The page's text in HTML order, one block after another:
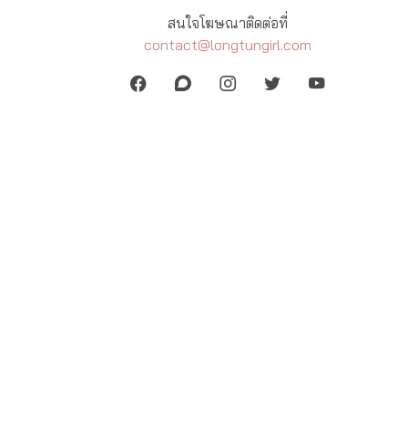
สนใจโฆษณาติดต่อที่
contact@longtungirl.com